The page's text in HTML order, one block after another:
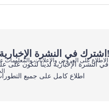
اشترك في النشرة الإخبارية الإلكترونية، لا تفوت الفرص!
النشرة الإخبارية لدينا لتكون
اطلاع كامل على جميع
على العروض والإعلانات